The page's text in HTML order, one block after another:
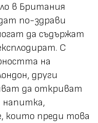
в Британия
по-здрави
да съдържат
С
на
други
да откриват
напитка,
които преди това